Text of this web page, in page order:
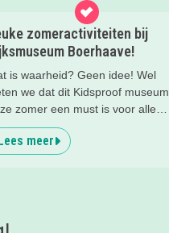
zomeractiviteiten bij
Boerhaave!
is waarheid? Geen idee! Wel
we dat dit Kidsproof museum
zomer een must is voor alle
kids! Met verdraaid
testjes, ongeloofwaardige
Lees meer